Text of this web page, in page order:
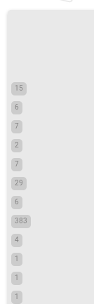
15
6
7
2
7
29
6
383
4
1
1
1